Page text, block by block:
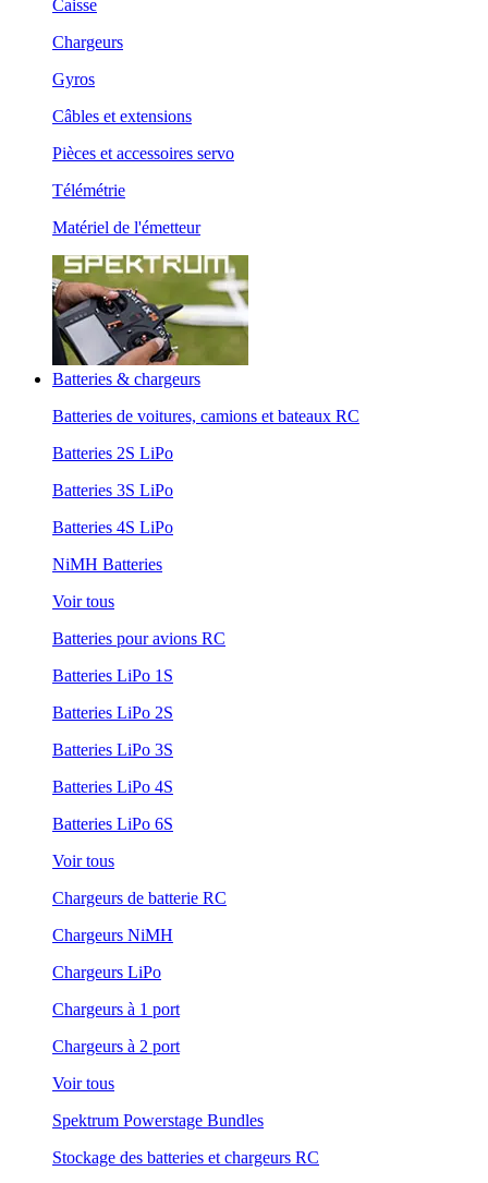
Caisse
Chargeurs
Gyros
Câbles et extensions
Pièces et accessoires servo
Télémétrie
Matériel de l'émetteur
Batteries & chargeurs
Batteries de voitures, camions et bateaux RC
Batteries 2S LiPo
Batteries 3S LiPo
Batteries 4S LiPo
NiMH Batteries
Voir tous
Batteries pour avions RC
Batteries LiPo 1S
Batteries LiPo 2S
Batteries LiPo 3S
Batteries LiPo 4S
Batteries LiPo 6S
Voir tous
Chargeurs de batterie RC
Chargeurs NiMH
Chargeurs LiPo
Chargeurs à 1 port
Chargeurs à 2 port
Voir tous
Spektrum Powerstage Bundles
Stockage des batteries et chargeurs RC